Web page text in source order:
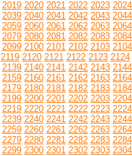
2019 2020 2021 2022 2023 2024
2039 2040 2041 2042 2043 2044
2059 2060 2061 2062 2063 2064
2079 2080 2081 2082 2083 2084
2099 2100 2101 2102 2103 2104
2119 2120 2121 2122 2123 2124
2139 2140 2141 2142 2143 2144
2159 2160 2161 2162 2163 2164
2179 2180 2181 2182 2183 2184
2199 2200 2201 2202 2203 2204
2219 2220 2221 2222 2223 2224
2239 2240 2241 2242 2243 2244
2259 2260 2261 2262 2263 2264
2279 2280 2281 2282 2283 2284
2299 2300 2301 2302 2303 2304